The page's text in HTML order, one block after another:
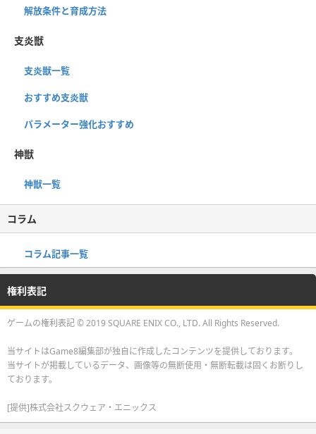
解放条件と育成方法
支炎獣
支炎獣一覧
おすすめ支炎獣
パラメーター強化おすすめ
神獣
神獣一覧
コラム
コラム記事一覧
権利表記
ゲームの権利表記 © 2019 SQUARE ENIX CO., LTD. All Rights Reserved.
当サイトはGame8編集部が独自に作成したコンテンツを提供しております。
当サイトが掲載しているデータ、画像等の無断使用・無断転載は固くお断りし
ております。
[提供]株式会社スクウェア・エニックス